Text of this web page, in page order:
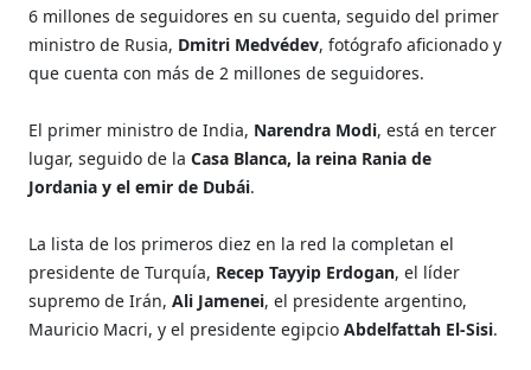
6 millones de seguidores en su cuenta, seguido del primer
ministro de Rusia, Dmitri Medvédev, fotógrafo aficionado y
que cuenta con más de 2 millones de seguidores.
El primer ministro de India, Narendra Modi, está en tercer
lugar, seguido de laCasa Blanca, la reina Rania de
Jordania y el emir de Dubái.
La lista de los primeros diez en la red la completan el
presidente de Turquía, Recep Tayyip Erdogan, el líder
supremo de Irán,Ali Jamenei, el presidente argentino,
Mauricio Macri, y el presidente egipcioAbdelfattah El-Sisi.